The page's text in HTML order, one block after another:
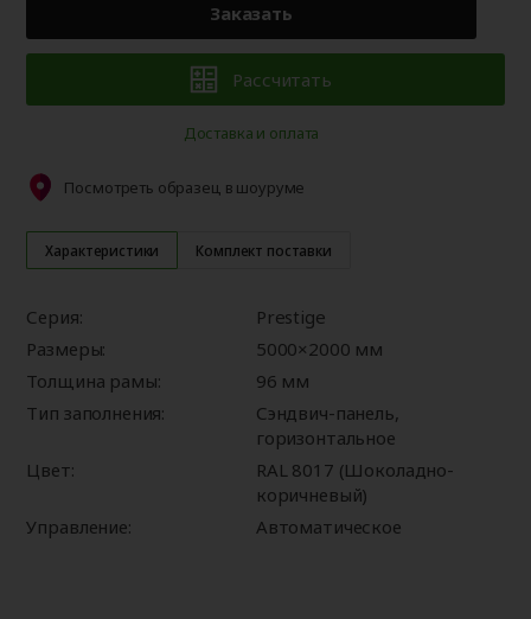
Характеристики Комплект поставки
Серия:
Prestige
Размеры:
5000×2000 мм
Толщина рамы:
96 мм
Тип заполнения:
Сэндвич-панель,
горизонтальное
Цвет:
RAL 8017 (Шоколадно-
коричневый)
Управление:
Автоматическое
Заказать
Рассчитать
Доставка и оплата
Посмотреть образец в шоуруме